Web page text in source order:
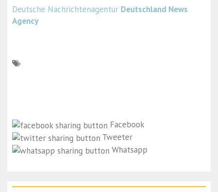
Deutsche Nachrichtenagentur Deutschland News
Agency
Facebook
Tweeter
Whatsapp